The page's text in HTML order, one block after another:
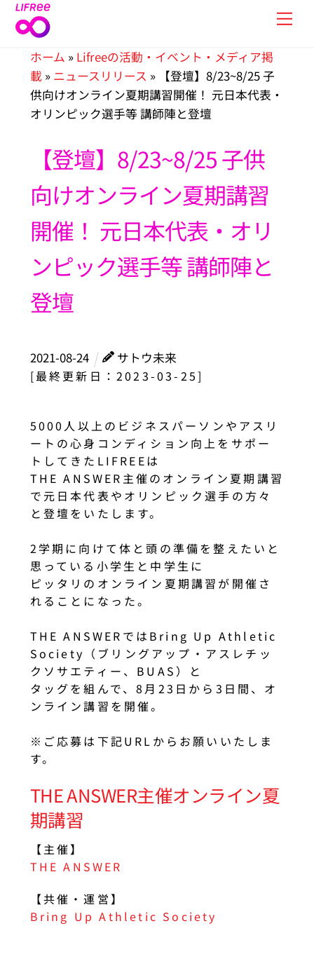
Skip
ホーム » Lifreeの活動・イベント・メディア掲
載 » ニュースリリース »【登壇】8/23~8/25 子
供向けオンライン夏期講習開催！ 元日本代表・
オリンピック選手等 講師陣と登壇
【登壇】8/23~8/25 子供
向けオンライン夏期講習
開催！ 元日本代表・オリ
ンピック選手等 講師陣と
登壇
2021-08-24
サトウ未来
[最終更新日：2023-03-25]
5000人以上のビジネスパーソンやアスリ
ートの心身コンディション向上をサポー
トしてきたLIFREEは
THE ANSWER主催のオンライン夏期講習
で元日本代表やオリンピック選手の方々
と登壇をいたします。
2学期に向けて体と頭の準備を整えたいと
思っている小学生と中学生に
ピッタリのオンライン夏期講習が開催さ
れることになった。
THE ANSWERではBring Up Athletic
Society（ブリングアップ・アスレチッ
クソサエティー、BUAS）と
タッグを組んで、8月23日から3日間、オ
ンライン講習を開催。
※ご応募は下記URLからお願いいたしま
す。
THE ANSWER主催オンライン夏
期講習
【主催】
THE ANSWER
【共催・運営】
Bring Up Athletic Society